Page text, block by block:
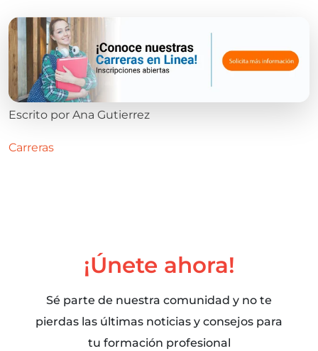
Escrito por Ana Gutierrez
Carreras
¡Únete ahora!
Sé parte de nuestra comunidad y no te
pierdas las últimas noticias y consejos para
tu formación profesional